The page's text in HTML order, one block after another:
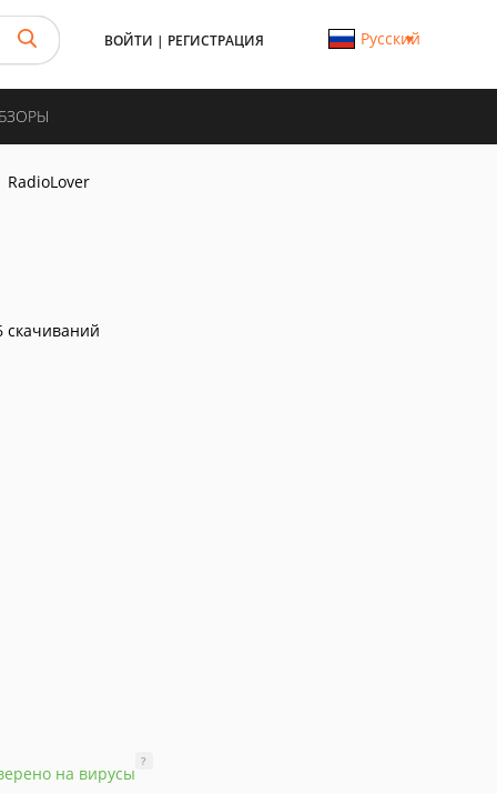
ВОЙТИ | РЕГИСТРАЦИЯ Русский
RadioLover
скачиваний
на вирусы
?